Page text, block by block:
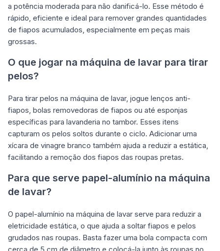
a potência moderada para não danificá-lo. Esse método é
rápido, eficiente e ideal para remover grandes quantidades
de fiapos acumulados, especialmente em peças mais
grossas.
O que jogar na máquina de lavar para tirar
pelos?
Para tirar pelos na máquina de lavar, jogue lenços anti-
fiapos, bolas removedoras de fiapos ou até esponjas
específicas para lavanderia no tambor. Esses itens
capturam os pelos soltos durante o ciclo. Adicionar uma
xícara de vinagre branco também ajuda a reduzir a estática,
facilitando a remoção dos fiapos das roupas pretas.
Para que serve papel-alumínio na máquina
de lavar?
O papel-alumínio na máquina de lavar serve para reduzir a
eletricidade estática, o que ajuda a soltar fiapos e pelos
grudados nas roupas. Basta fazer uma bola compacta com